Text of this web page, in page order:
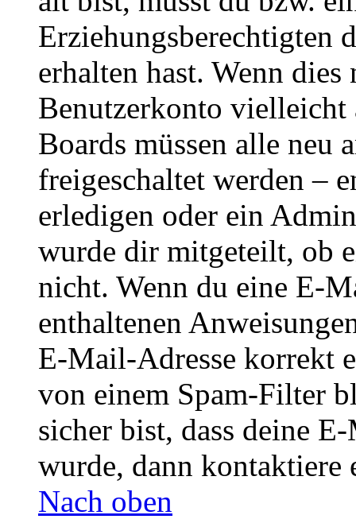
Erziehungsberechtigten
erhalten hast. Wenn
Benutzerkonto
Boards müssen alle neu
freigeschaltet werden –
erledigen oder ein
wurde dir mitgeteilt, ob
nicht. Wenn du eine E-
enthaltenen
E-Mail-Adresse korrekt
von einem Spam-Filter
sicher bist, dass deine
wurde, dann kontaktiere
Nach oben